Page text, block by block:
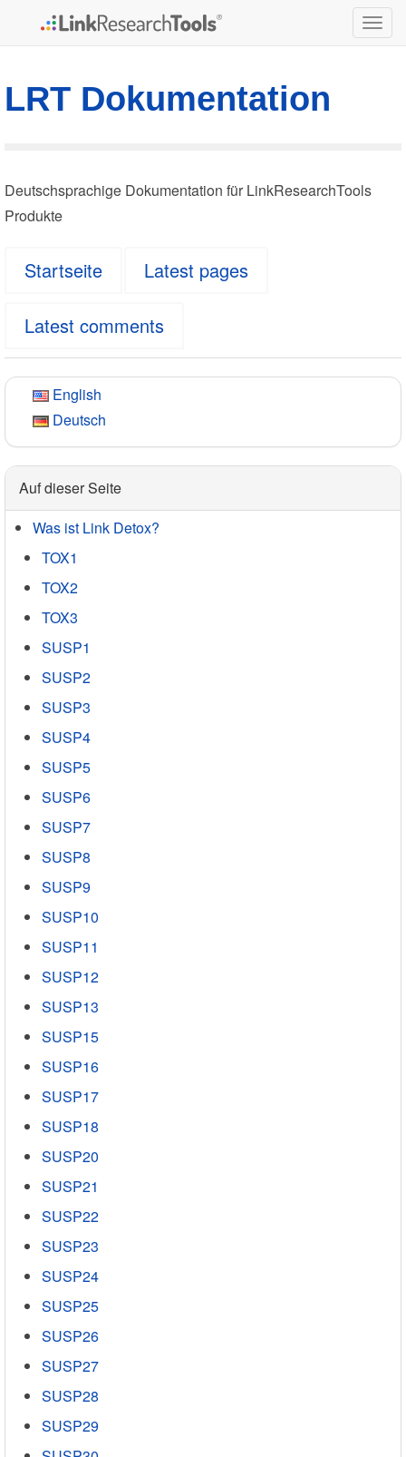
LRT Dokumentation
Deutschsprachige Dokumentation für LinkResearchTools
Produkte
Startseite Latest pages
Latest comments
English
Deutsch
Auf dieser Seite
Was ist Link Detox?
TOX1
TOX2
TOX3
SUSP1
SUSP2
SUSP3
SUSP4
SUSP5
SUSP6
SUSP7
SUSP8
SUSP9
SUSP10
SUSP11
SUSP12
SUSP13
SUSP15
SUSP16
SUSP17
SUSP18
SUSP20
SUSP21
SUSP22
SUSP23
SUSP24
SUSP25
SUSP26
SUSP27
SUSP28
SUSP29